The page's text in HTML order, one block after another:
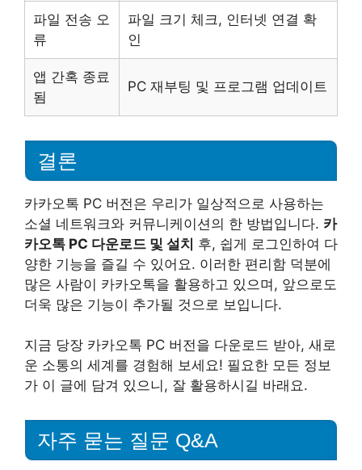
파일 전송 오
류
파일 크기 체크, 인터넷 연결 확
인
앱 간혹 종료
됨
PC 재부팅 및 프로그램 업데이트
결론
카카오톡 PC 버전은 우리가 일상적으로 사용하는
소셜 네트워크와 커뮤니케이션의 한 방법입니다. 카
카오톡 PC 다운로드 및 설치 후, 쉽게 로그인하여 다
양한 기능을 즐길 수 있어요. 이러한 편리함 덕분에
많은 사람이 카카오톡을 활용하고 있으며, 앞으로도
더욱 많은 기능이 추가될 것으로 보입니다.
지금 당장 카카오톡 PC 버전을 다운로드 받아, 새로
운 소통의 세계를 경험해 보세요! 필요한 모든 정보
가 이 글에 담겨 있으니, 잘 활용하시길 바래요.
자주 묻는 질문 Q&A